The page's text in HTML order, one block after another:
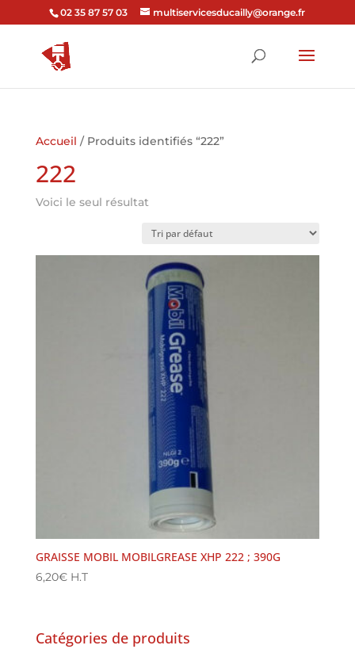
02 35 87 57 03 multiservicesducailly@orange.fr
Accueil / Produits identifiés “222”
222
Voici le seul résultat
GRAISSE MOBIL MOBILGREASE XHP 222 ; 390G
6,20€ H.T
Catégories de produits